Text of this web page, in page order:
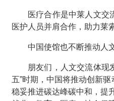
医疗合作是中莱人文交
医护人员并肩合作，助力莱
中国使馆也不断推动人
朋友们，人文交流体现
五”时期，中国将推动创新
稳妥推进碳达峰碳中和，提